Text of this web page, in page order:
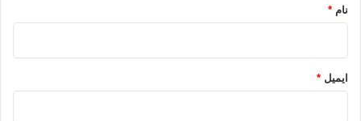
نام *
ایمیل *